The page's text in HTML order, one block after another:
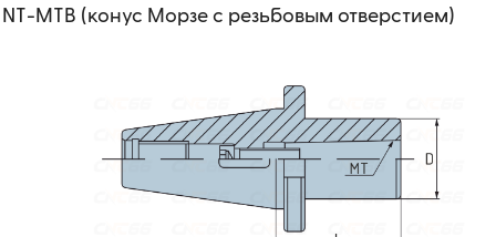
NT-MTB (конус Морзе с резьбовым отверстием)